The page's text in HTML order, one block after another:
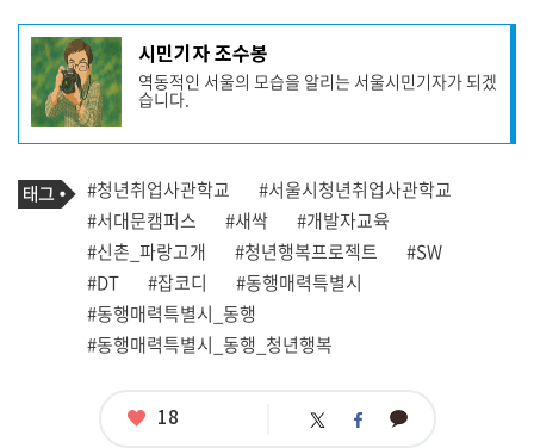
기
사
작
성
자
프
필
시민기자 조수봉
역동적인 서울의 모습을 알리는 서울시민기자가 되겠
습니다.
기
사
관
련
태
그
태
그
#청년취업사관학교
#서울시청년취업사관학교
#서대문캠퍼스
#새싹
#개발자교육
#신촌_파랑고개
#청년행복프로젝트
#SW
#DT
#잡코디
#동행매력특별시
#동행매력특별시_동행
#동행매력특별시_동행_청년행복
좋
18 트 페 카